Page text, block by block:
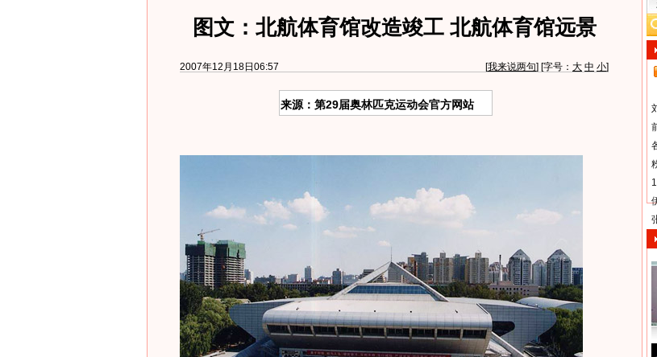
图文：北航体育馆改造竣工 北航体育馆远景
2007年12月18日06:57 [我来说两句] [字号： 大 中 小]
来源：第29届奥林匹克运动会官方网站